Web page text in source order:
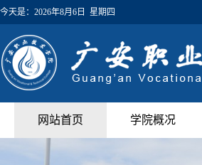
今天是： 2026年8月6日 星期四
网站首页 学院概况